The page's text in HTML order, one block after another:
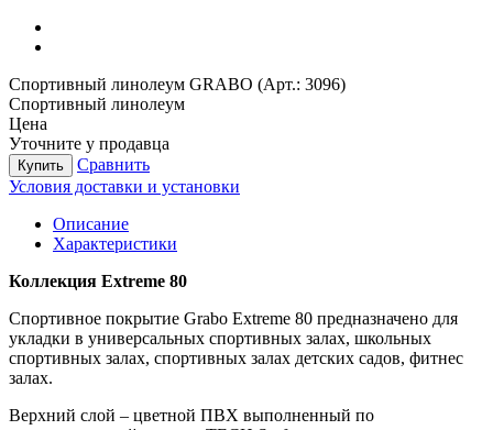
Спортивный линолеум GRABO (Арт.: 3096)
Спортивный линолеум
Цена
Уточните у продавца
Купить
Сравнить
Условия доставки и установки
Описание
Характеристики
Коллекция Extreme 80
Спортивное покрытие Grabo Extreme 80 предназначено для
укладки в универсальных спортивных залах, школьных
спортивных залах, спортивных залах детских садов, фитнес
залах.
Верхний слой – цветной ПВХ выполненный по